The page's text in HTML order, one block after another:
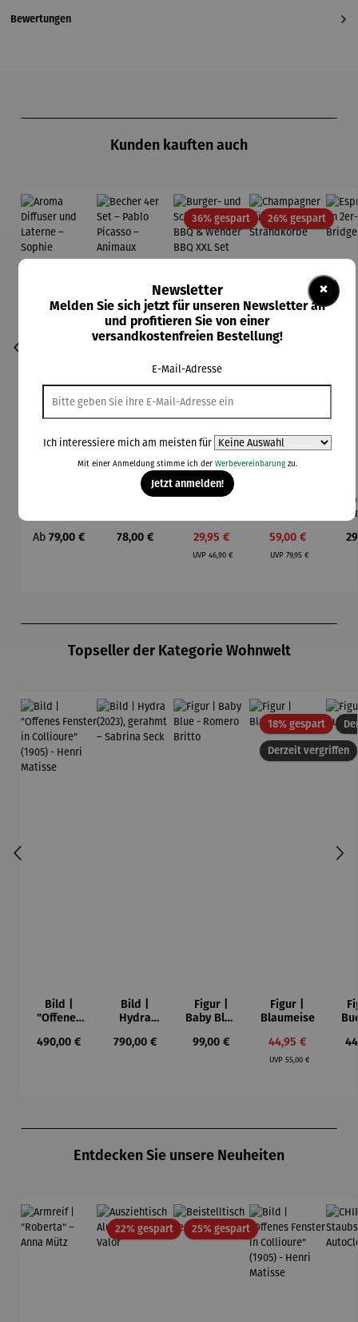
Bewertungen
Kunden kauften auch
Laterne –
Regulärer Preis:
Ab79,00 €
Becher
Picasso –
Regulärer Preis:
78,00 €
36% gespartRabatt
Durchschnittliche Bewertung von 4
Burger-
ocke BBQ
& Wender
Verkaufspreis:
29,95 €
UVPRegulärer Preis:
46,90 €
26% gespartRabatt
Strandkör
be
Verkaufspreis:
59,00 €
UVP Regulärer Preis:
79,95 €
Topseller der Kategorie Wohnwelt
Bild |
"Offenes
Collioure"
Regulärer Preis:
490,00 €
Bild |
Hydra
gerahmt –
Regulärer Preis:
790,00 €
Figur |
Baby Blue
Britto
Regulärer Preis:
99,00 €
Derzeit vergriffen
18% gespartRabatt
Figur |
Blaumeise
Verkaufspreis:
44,95 €
UVP Regulärer Preis:
55,00 €
Entdecken Sie unsere Neuheiten
22% gespartRabatt25% gespartRabatt
×
Newsletter
Melden Sie sich jetzt für unseren Newsletter an
und profitieren Sie von einer
versandkostenfreien Bestellung!
E-Mail-Adresse
Ich interessiere mich am meisten für
Mit einer Anmeldung stimme ich der Werbevereinbarungzu.
Jetzt anmelden!